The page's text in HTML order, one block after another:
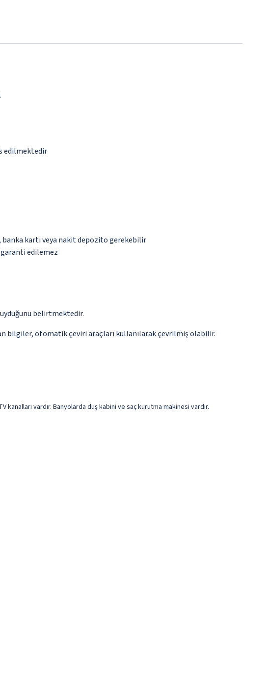
edilmektedir
kartı veya nakit depozito gerekebilir
edilemez
belirtmektedir.
bilgiler, otomatik çeviri araçları kullanılarak çevrilmiş olabilir.
vardır. Banyolarda duş kabini ve saç kurutma makinesi vardır.